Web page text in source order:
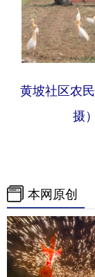
黄坡社区农
摄
本网原创